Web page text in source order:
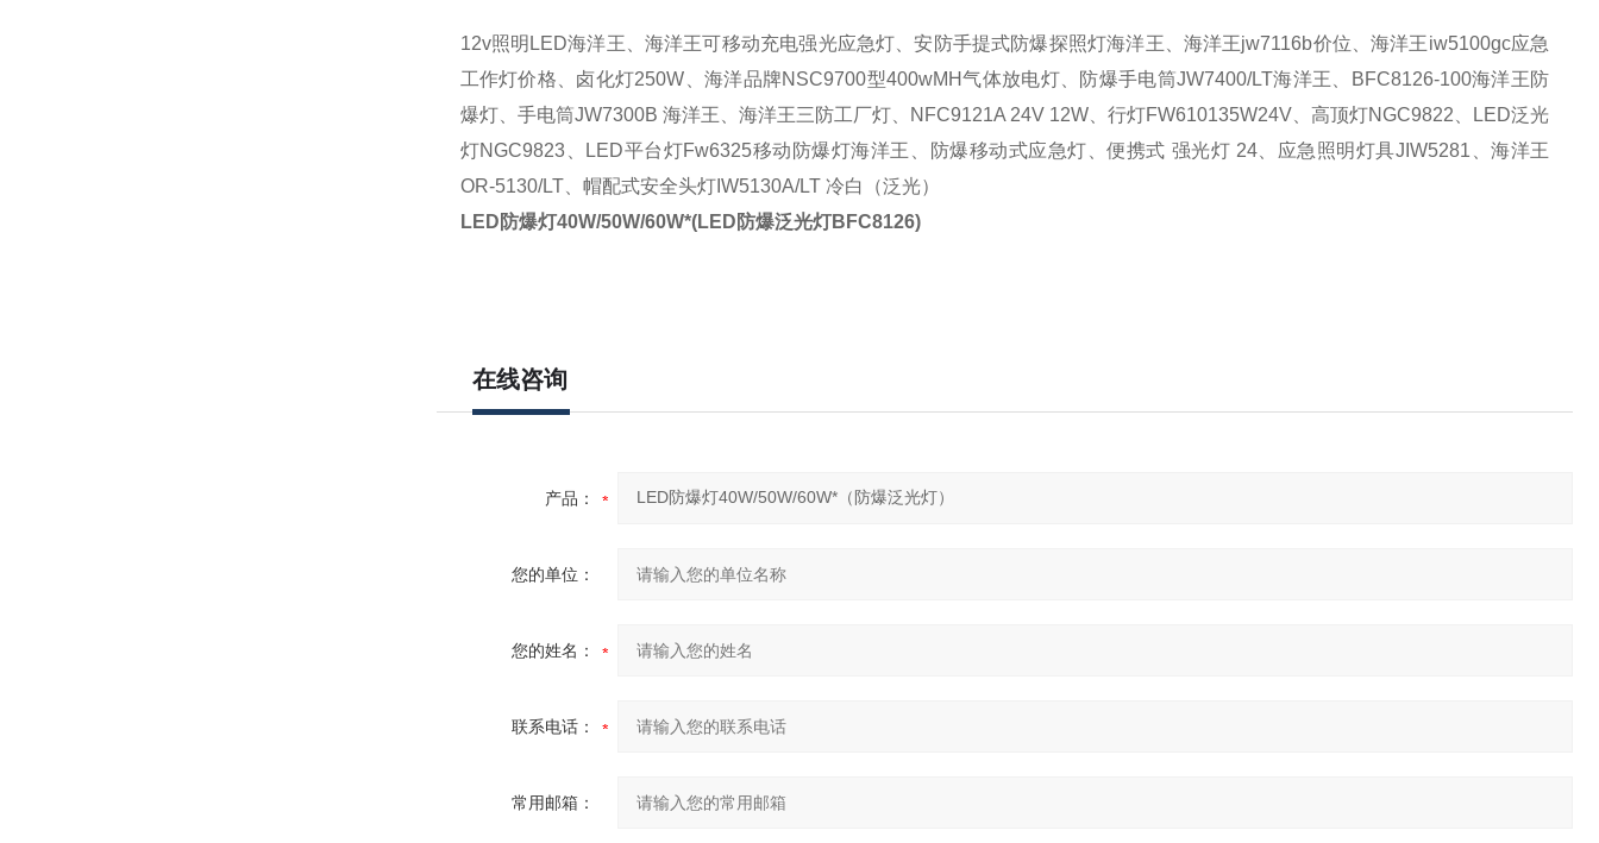
12v照明LED海洋王、 海洋王可移动充电强光应急灯 、安防手提式防爆探照灯海洋王、 海洋王jw7116b价位 、海洋王iw5100gc应急
工作灯价格 、卤化灯250W、海洋品牌NSC9700型400wMH气体放电灯 防爆手电筒JW7400/LT海洋王
BFC8126-100海洋王防
爆灯、 手电筒JW7300B 海洋王 、海洋王三防工厂灯、 NFC9121A 24V 12W、 行灯FW610135W24V、高顶灯NGC9822、LED泛光
灯NGC9823、LED平台灯Fw6325移动防爆灯海洋王、
防爆移动式应急灯 、便携式 强光灯 24、 应急照明灯具JIW5281 、海洋王
OR-5130/LT、 帽配式安全头灯IW5130A/LT 冷白（泛光）
LED防爆灯40W/50W/60W*(LED防爆泛光灯BFC8126)
在线咨询
产品：
您的单位：
您的姓名：
联系电话：
常用邮箱：